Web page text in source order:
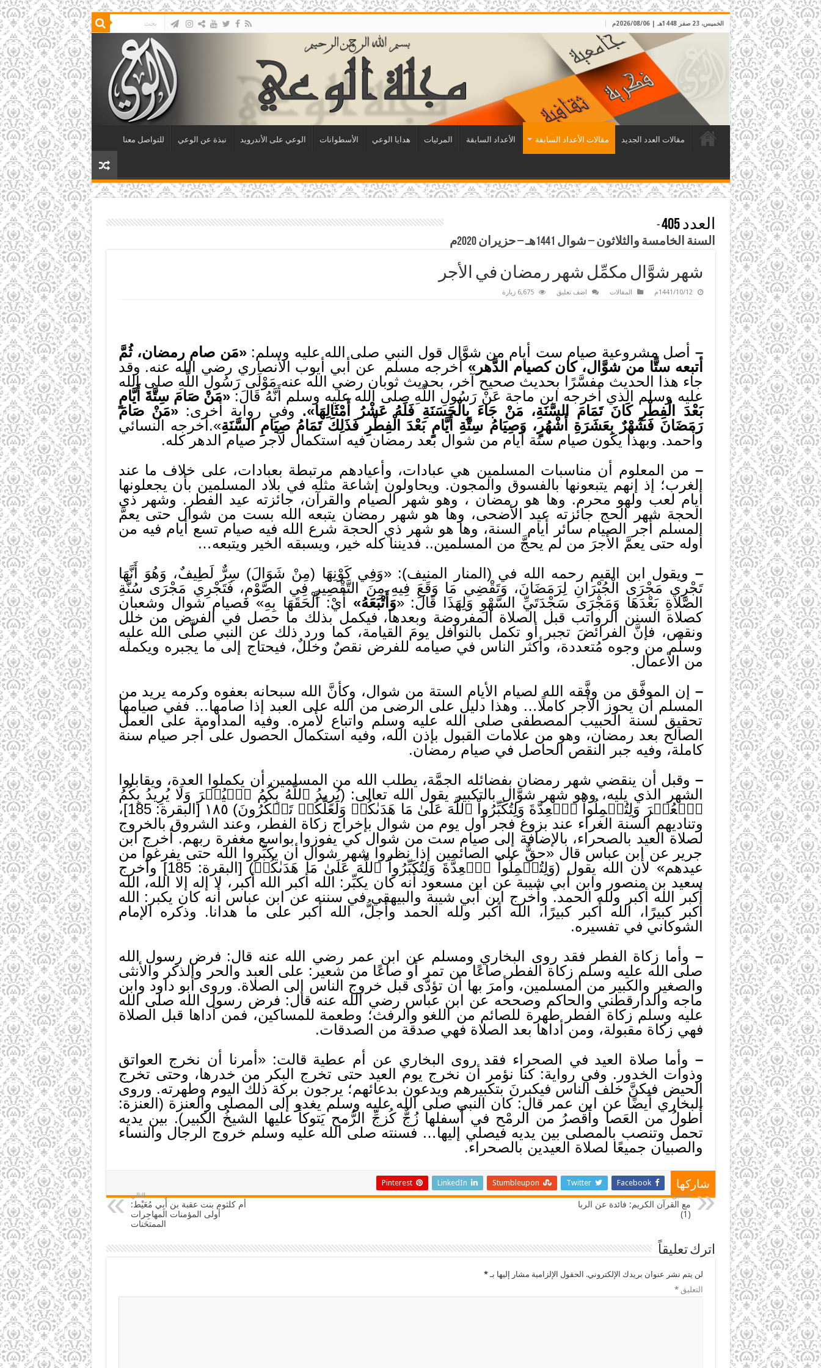
الخميس، 23 صفر 1448هـ | 2026/08/06م
مقالات العدد الجديد مقالات الأعداد السابقة الأعداد السابقة المرئيات هدايا الوعي الأسطوانات الوعي على الأندرويد نبذة عن الوعي للتواصل معنا
العدد 405
-
السنة الخامسة والثلاثون – شوال 1441هـ – حزيران 2020م
شهر شوَّال مكمِّل شهر رمضان في الأجر
1441/10/12م المقالات اضف تعليق 6,675 زيارة
– أصل مشروعية صيام ست أيام من شوَّال قول النبي صلى الله عليه وسلم:«مَن صام رمضان، ثُمَّ
أتبعه ستًّا من شوَّال، كان كصيام الدَّهر» أخرجه مسلم عن أبي أيوب الأنصاري رضي الله عنه. وقد
جاء هذا الحديث مفسَّرًا بحديث صحيح آخر، بحديث ثوبان رضي الله عنه مَوْلَى رَسُولِ اللَّهِ صلى الله
عليه وسلم الذي أخرجه ابن ماجة عَنْ رَسُولِ اللَّهِ صلى الله عليه وسلم أَنَّهُ قَالَ:«مَنْ صَامَ سِتَّةَ أَيَّامٍ
بَعْدَ الْفِطْرِ كَانَ تَمَامَ السَّنَةِ، مَنْ جَاءَ بِالْحَسَنَةِ فَلَهُ عَشْرُ أَمْثَالِهَا». وفي رواية أخرى:«مَنْ صَامَ
رَمَضَانَ فَشَهْرٌ بِعَشَرَةِ أَشْهُرٍ، وَصِيَامُ سِتَّةِ أَيَّامٍ بَعْدَ الْفِطْرِ فَذَلِكَ تَمَامُ صِيَامِ السَّنَةِ».أخرجه النسائي
وأحمد. وبهذا يكون صيام ستة أيام من شوال بعد رمضان فيه استكمال لأجر صيام الدهر كله.
– من المعلوم أن مناسبات المسلمين هي عبادات، وأعيادهم مرتبطة بعبادات، على خلاف ما عند
الغرب؛ إذ إنهم يتبعونها بالفسوق والمجون. ويحاولون إشاعة مثله في بلاد المسلمين بأن يجعلونها
أيام لعب ولهو محرم. وها هو رمضان ، وهو شهر الصيام والقرآن، جائزته عيد الفطر. وشهر ذي
الحجة شهر الحج جائزته عيد الأضحى، وها هو شهر رمضان يتبعه الله بست من شوال حتى يعمَّ
المسلم أجر الصيام سائر أيام السنة، وها هو شهر ذي الحجة شرع الله فيه صيام تسع أيام فيه من
أوله حتى يعمَّ الأجرَ من لم يحجَّ من المسلمين.. فديننا كله خير، ويسبقه الخير ويتبعه…
– ويقول ابن القيم رحمه الله في (المنار المنيف): «وَفِي كَوْنِهَا (مِنْ شَوَالَ) سِرٌّ لَطِيفٌ، وَهُوَ أَنَّهَا
تَجْرِي مَجْرَى الْجُبْرَانِ لِرَمَضَانَ، وَتَقْضِي مَا وَقَعَ فِيهِ مِنَ التَّقْصِيرِ فِي الصَّوْمِ، فَتَجْرِي مَجْرَى سُنَّةِ
الصَّلاةِ بَعْدَهَا وَمَجْرَى سَجْدَتَيِّ السَّهْوِ وَلِهَذَا قَالَ: «وَأَتْبَعَهُ» أَيْ: أَلْحَقَهَا بِهِ» فصيام شوال وشعبان
كصلاة السنن الرواتب قبل الصلاة المفروضة وبعدها، فيكمل بذلك ما حصل في الفرض من خلل
ونقص، فإنَّ الفرائضَ تجبر أو تكمل بالنوافل يومَ القيامة، كما ورد ذلك عن النبي صلَّى الله عليه
وسلَّم من وجوه مُتعددة، وأكثر الناس في صيامه للفرض نقصٌ وخللٌ، فيحتاج إلى ما يجبره ويكمله
من الأعمال.
– إن الموفَّق من وفَّقه الله لصيام الأيام الستة من شوال، وكأنَّ الله سبحانه بعفوه وكرمه يريد من
المسلم أن يحوز الأجر كاملًا… وهذا دليل على الرضى من الله على العبد إذا صامها… ففي صيامها
تحقيق لسنة الحبيب المصطفى صلى الله عليه وسلم واتباع لأمره. وفيه المداومة على العمل
الصالح بعد رمضان، وهو من علامات القبول بإذن الله، وفيه استكمال الحصول على أجر صيام سنة
كاملة، وفيه جبر النقص الحاصل في صيام رمضان.
– وقبل أن ينقضي شهر رمضان بفضائله الجمَّة، يطلب الله من المسلمين أن يكملوا العدة، ويقابلوا
الشهر الذي يليه، وهو شهر شوَّال بالتكبير يقول الله تعالى: (يُرِيدُ ٱللَّهُ بِكُمُ ٱلۡيُسۡرَ وَلَا يُرِيدُ بِكُمُ
ٱلۡعُسۡرَ وَلِتُكۡمِلُواْ ٱلۡعِدَّةَ وَلِتُكَبِّرُواْ ٱللَّهَ عَلَىٰ مَا هَدَىٰكُمۡ وَلَعَلَّكُمۡ تَشۡكُرُونَ) ١٨٥ [البقرة: 185]،
وتناديهم السنة الغراء عند بزوغ فجر أول يوم من شوال بإخراج زكاة الفطر، وعند الشروق بالخروج
لصلاة العيد بالصحراء، بالإضافة إلى صيام ست من شوال كي يفوزوا بواسع مغفرة ربهم. أخرج ابن
جرير عن ابن عباس قال «حقٌّ على الصائمين إذا نظروا شهر شوال أن يكبِّروا الله حتى يفرغوا من
عيدهم» لأن الله يقول (وَلِتُكۡمِلُواْ ٱلۡعِدَّةَ وَلِتُكَبِّرُواْ ٱللَّهَ عَلَىٰ مَا هَدَىٰكُمۡ) [البقرة: 185] وأخرج
سعيد بن منصور وابن أبي شيبة عن ابن مسعود أنه كان يكبِّر: الله أكبر الله أكبر، لا إله إلا الله، الله
أكبر الله أكبر ولله الحمد. وأخرج ابن أبي شيبة والبيهقي في سننه عن ابن عباس أنه كان يكبر: الله
أكبر كبيرًا، الله أكبر كبيرًا، الله أكبر ولله الحمد وأجلُّ، الله أكبر على ما هدانا. وذكره الإمام
الشوكاني في تفسيره.
– وأما زكاة الفطر فقد روى البخاري ومسلم عن ابن عمر رضي الله عنه قال: فرض رسول الله
صلى الله عليه وسلم زكاة الفطر صاعًا من تمر أو صاعًا من شعير: على العبد والحر والذكر والأنثى
والصغير والكبير من المسلمين، وأمرَ بها أن تؤدَّى قبل خروج الناس إلى الصلاة. وروى أبو داود وابن
ماجه والدارقطني والحاكم وصححه عن ابن عباس رضي الله عنه قال: فرض رسول الله صلى الله
عليه وسلم زكاة الفطر طهرة للصائم من اللغو والرفث؛ وطعمة للمساكين، فمن أداها قبل الصلاة
فهي زكاة مقبولة، ومن أداها بعد الصلاة فهي صدقة من الصدقات.
– وأما صلاة العيد في الصحراء فقد روى البخاري عن أم عطية قالت: «أمرنا أن نخرج العواتق
وذوات الخدور. وفي رواية: كنا نؤمر أن نخرج يوم العيد حتى تخرج البكر من خدرها، وحتى تخرج
الحيض فيكنَّ خلف الناس فيكبرنَ بتكبيرهم ويدعون بدعائهم؛ يرجون بركة ذلك اليوم وطهرته. وروى
البخاري أيضًا عن ابن عمر قال: كان النبي صلى الله عليه وسلم يغدو إلى المصلى والعنزة (العنزة:
أَطولُ من العَصا وأَقصرُ من الرمْح في أَسفلها زُجٌّ كُزجِّ الرُّمح يَتوكأَ عليها الشيخُ الكبير). بين يديه
تحمل وتنصب بالمصلى بين يديه فيصلي إليها… فسنته صلى الله عليه وسلم خروج الرجال والنساء
والصبيان جميعًا لصلاة العيدين بالصحراء.
شاركها Facebook
Twitter
Stumbleupon
LinkedIn
Pinterest
السابق
مع القرآن الكريم: فائدة عن الربا
(1)
التالي
أم كلثوم بنت عقبة بن أَبِي مُعَيْط:
أولى المؤمنات المهاجِرات
الممتحَنات
اترك تعليقاً
لن يتم نشر عنوان بريدك الإلكتروني. الحقول الإلزامية مشار إليها بـ*
التعليق*